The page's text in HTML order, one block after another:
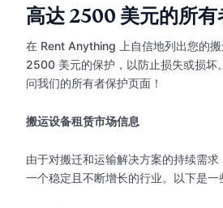
高达 2500 美元的所有
在 Rent Anything 上自信地列出您的
2500 美元的保护，以防止损失或损坏
问我们的所有者保护页面！
搬运设备租赁市场信息
由于对搬迁和运输解决方案的持续需
一个稳定且不断增长的行业。以下是一